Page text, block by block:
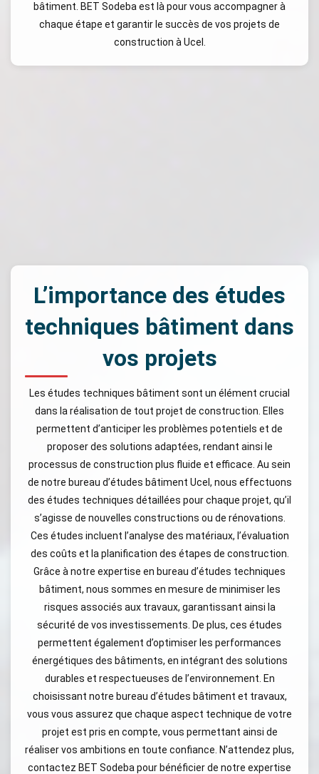
bâtiment. BET Sodeba est là pour vous accompagner à
chaque étape et garantir le succès de vos projets de
construction à Ucel.
L’importance des études
techniques bâtiment dans
vos projets
Les études techniques bâtiment sont un élément crucial
dans la réalisation de tout projet de construction. Elles
permettent d’anticiper les problèmes potentiels et de
proposer des solutions adaptées, rendant ainsi le
processus de construction plus fluide et efficace. Au sein
de notre bureau d’études bâtiment Ucel, nous effectuons
des études techniques détaillées pour chaque projet, qu’il
s’agisse de nouvelles constructions ou de rénovations.
Ces études incluent l’analyse des matériaux, l’évaluation
des coûts et la planification des étapes de construction.
Grâce à notre expertise en bureau d’études techniques
bâtiment, nous sommes en mesure de minimiser les
risques associés aux travaux, garantissant ainsi la
sécurité de vos investissements. De plus, ces études
permettent également d’optimiser les performances
énergétiques des bâtiments, en intégrant des solutions
durables et respectueuses de l’environnement. En
choisissant notre bureau d’études bâtiment et travaux,
vous vous assurez que chaque aspect technique de votre
projet est pris en compte, vous permettant ainsi de
réaliser vos ambitions en toute confiance. N’attendez plus,
contactez BET Sodeba pour bénéficier de notre expertise